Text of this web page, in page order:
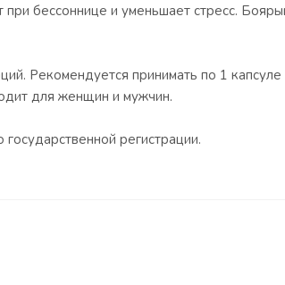
бессоннице и уменьшает стресс.
Рекомендуется принимать по 1
для женщин и мужчин.
регистрации.